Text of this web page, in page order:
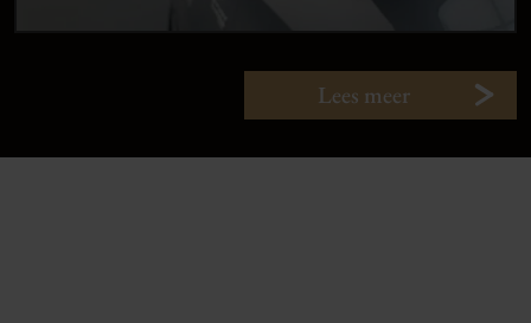
Lees meer